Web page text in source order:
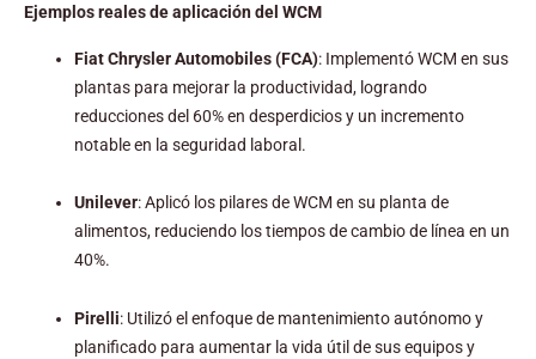
Ejemplos reales de aplicación del WCM
Fiat Chrysler Automobiles (FCA): Implementó WCM en sus
plantas para mejorar la productividad, logrando
reducciones del 60% en desperdicios y un incremento
notable en la seguridad laboral.
Unilever: Aplicó los pilares de WCM en su planta de
alimentos, reduciendo los tiempos de cambio de línea en un
40%.
Pirelli: Utilizó el enfoque de mantenimiento autónomo y
planificado para aumentar la vida útil de sus equipos y